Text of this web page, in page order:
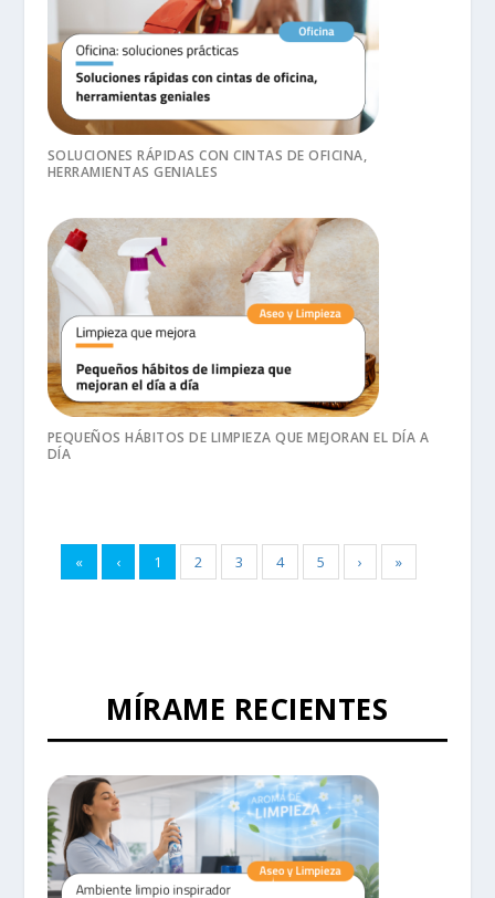
SOLUCIONES RÁPIDAS CON CINTAS DE OFICINA,
HERRAMIENTAS GENIALES
PEQUEÑOS HÁBITOS DE LIMPIEZA QUE MEJORAN EL DÍA A
DÍA
« ‹ 1 2 3 4 5 › »
MÍRAME RECIENTES